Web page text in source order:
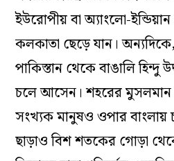
ইউরোপীয় বা অ্যাংলো-
কলকাতা ছেড়ে যান।
পাকিস্তান থেকে বাঙালি হিন্দু
চলে আসেন। শহরের
সংখ্যক মানুষও ওপার বাংলায়
ছাড়াও বিশ শতকের গোড়া